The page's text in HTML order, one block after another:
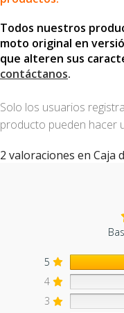
Todos nuestros
moto original en
que alteren sus
contáctanos.
2 valoraciones en Caja
5
4
3
Solo los usuarios
producto pueden hacer